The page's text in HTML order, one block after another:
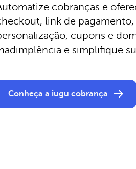
cobranças e
link de
cupons e
e simplifique
Conheça a iugu cobrança